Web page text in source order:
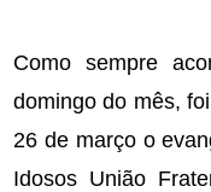
Como sempre
domingo do mês,
26 de março o
Idosos União